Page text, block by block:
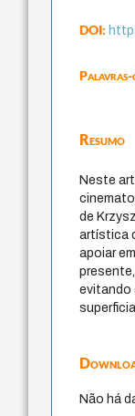
DOI:
Resumo
Neste
de
artística
apoiar
evitando
Não há